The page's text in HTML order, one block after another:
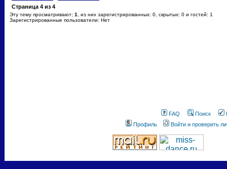
Страница 4 из 4
Эту тему просматривают: 1
, из них зарегистрированных: 0, скрытых: 0 и гостей: 1
Зарегистрированные пользователи: Нет
FAQ Поиск
Профиль
Войти и проверить